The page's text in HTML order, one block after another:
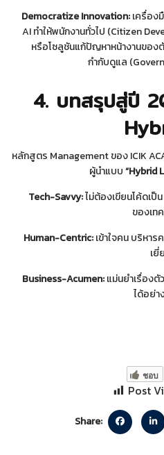
Democratize Innovation:เครื่อง
AI ทำให้พนักงานทั่วไป (Citizen
หรือโซลูชันแก้ปัญหาหน้างานของตั
กำกับดูแล
4. บทสรุปสู่ปี
หลักสูตร Management ของ ICIK
ผู้นำแบบ“Hybrid
Tech-Savvy:ไม่ต้องเขียนโค้ดเป็น
ของเทค
Human-Centric:เข้าใจคน บริหาร
เยี่
Business-Acumen:แม่นยำเรื่องตั
ได้อย่า
ชอบ
Post
Share: